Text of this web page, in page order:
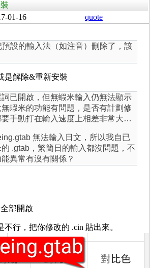
01-16 quote
設的輸入法（如注音）刪除了，該
是解除&重新安裝
已開啟，但無蝦米輸入仍無法顯示
蝦米的功能有問題，是否有計劃修
手動打在輸入速度上相差非常大…
無法輸入日文，所以我自已
.gtab，繁簡日的輸入都沒問題，不
異常有沒有關係？
部開啟
行，把你修改的 .cin 貼出來。